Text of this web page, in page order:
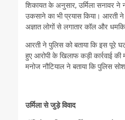
शिकायत के अनुसार, उर्मिला सनावर
उकसाने का भी प्रयास किया। आरती
अज्ञात लोगों से लगातार कॉल और
आरती ने पुलिस को बताया कि इस पूरे
हुए आरोपी के खिलाफ कड़ी कार्रवाई
मनोज नौटियाल ने बताया कि पुलिस
उर्मिला से जुड़े विवाद